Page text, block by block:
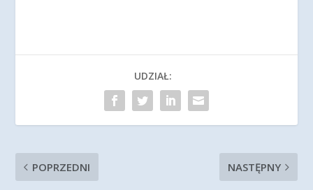
UDZIAŁ:
POPRZEDNI NASTĘPNY